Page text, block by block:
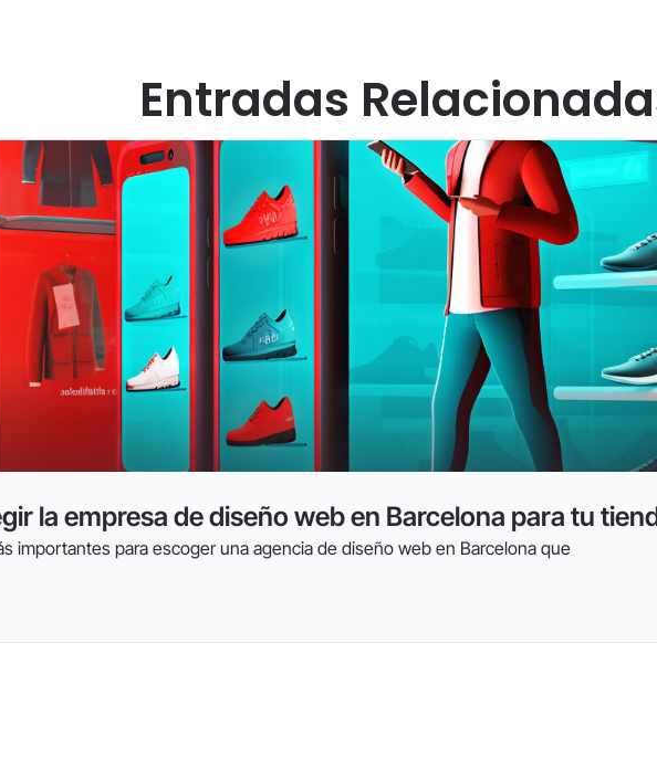
Entradas
la empresa de diseño web en Barcelona para tu
importantes para escoger una agencia de diseño web en Barcelona que